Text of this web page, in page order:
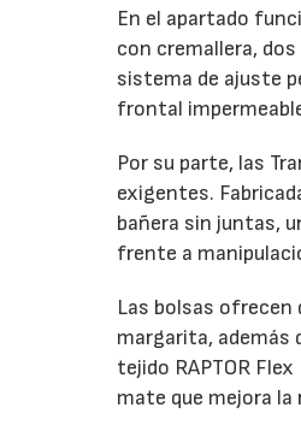
En el apartado
con cremallera,
sistema de ajuste
frontal
Por su parte, las
exigentes.
bañera sin juntas,
frente a
Las bolsas
margarita, además
tejido RAPTOR
mate que mejora la